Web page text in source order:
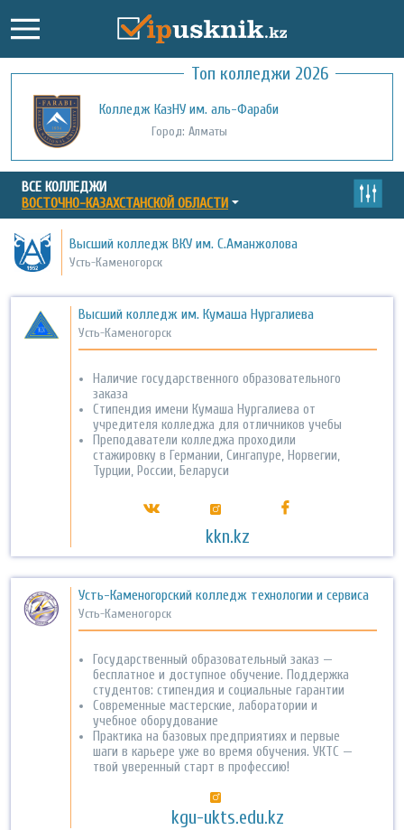
Топ колледжи 2026
Колледж КазНУ им. аль-Фараби
Город: Алматы
Высший колледж ВКУ им. С.Аманжолова
Город: Усть-Каменогорск
ВСЕ КОЛЛЕДЖИ
ВОСТОЧНО-КАЗАХСТАНСКОЙ ОБЛАСТИ
Высший колледж ВКУ им. С.Аманжолова
Усть-Каменогорск
Высший колледж им. Кумаша Нургалиева
Усть-Каменогорск
Наличие государственного образовательного
заказа
Cтипендия имени Кумаша Нургалиева от
учредителя колледжа для отличников учебы
Преподаватели колледжа проходили
стажировку в Германии, Сингапуре, Норвегии,
Турции, России, Беларуси
kkn.kz
Усть-Каменогорский колледж технологии и сервиса
Усть-Каменогорск
Государственный образовательный заказ —
бесплатное и доступное обучение. Поддержка
студентов: стипендия и социальные гарантии
Современные мастерские, лаборатории и
учебное оборудование
Практика на базовых предприятиях и первые
шаги в карьере уже во время обучения. УКТС —
твой уверенный старт в профессию!
kgu-ukts.edu.kz